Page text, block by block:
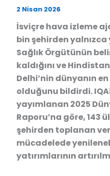
2 Nisan 2026
İsviçre hava izleme
bin şehirden yalnızca
Sağlık Örgütünün
kaldığını ve
Delhi’nin dünyanın
olduğunu bildirdi.
yayımlanan 2025
Raporu’na göre, 143
şehirden toplanan
mücadelede
yatırımlarının